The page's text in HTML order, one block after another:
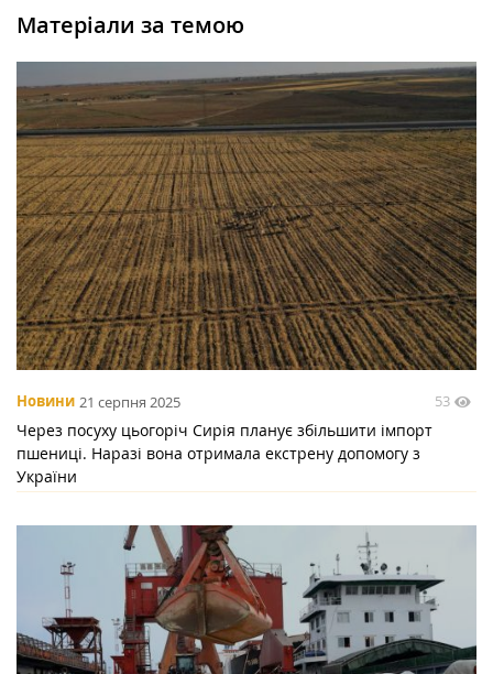
Матеріали за темою
Новини 21 серпня 2025 53
Через посуху цьогоріч Сирія планує збільшити імпорт
пшениці. Наразі вона отримала екстрену допомогу з
України